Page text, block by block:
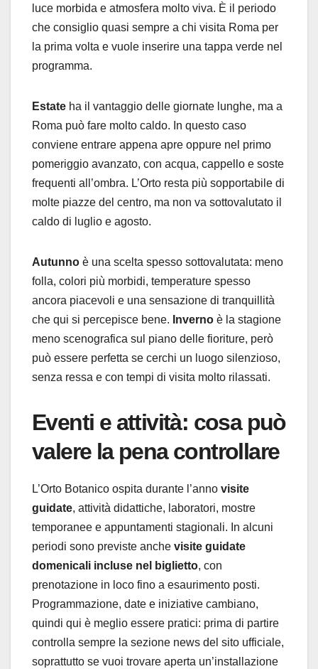
luce morbida e atmosfera molto viva. È il periodo
che consiglio quasi sempre a chi visita Roma per
la prima volta e vuole inserire una tappa verde nel
programma.
Estate ha il vantaggio delle giornate lunghe, ma a
Roma può fare molto caldo. In questo caso
conviene entrare appena apre oppure nel primo
pomeriggio avanzato, con acqua, cappello e soste
frequenti all’ombra. L’Orto resta più sopportabile di
molte piazze del centro, ma non va sottovalutato il
caldo di luglio e agosto.
Autunno è una scelta spesso sottovalutata: meno
folla, colori più morbidi, temperature spesso
ancora piacevoli e una sensazione di tranquillità
che qui si percepisce bene. Inverno è la stagione
meno scenografica sul piano delle fioriture, però
può essere perfetta se cerchi un luogo silenzioso,
senza ressa e con tempi di visita molto rilassati.
Eventi e attività: cosa può
valere la pena controllare
L’Orto Botanico ospita durante l’anno visite
guidate, attività didattiche, laboratori, mostre
temporanee e appuntamenti stagionali. In alcuni
periodi sono previste anche visite guidate
domenicali incluse nel biglietto, con
prenotazione in loco fino a esaurimento posti.
Programmazione, date e iniziative cambiano,
quindi qui è meglio essere pratici: prima di partire
controlla sempre la sezione news del sito ufficiale,
soprattutto se vuoi trovare aperta un’installazione